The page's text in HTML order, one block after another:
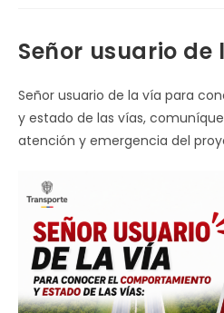
Señor usuario de
Señor usuario de la vía para
y estado de las vías,
atención y emergencia del